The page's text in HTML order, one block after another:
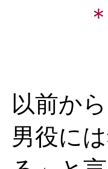
＊
以前か
男役に